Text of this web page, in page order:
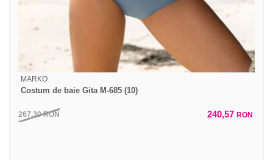
MARKO
Costum de baie Gita M-685 (10)
267,30RON 240,57 RON